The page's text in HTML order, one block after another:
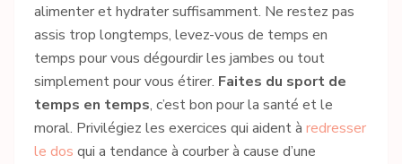
alimenter et hydrater suffisamment. Ne restez pas
assis trop longtemps, levez-vous de temps en
temps pour vous dégourdir les jambes ou tout
simplement pour vous étirer. Faites du sport de
temps en temps, c’est bon pour la santé et le
moral. Privilégiez les exercices qui aident à redresser
le dos qui a tendance à courber à cause d’une